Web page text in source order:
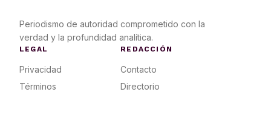
Periodismo de autoridad comprometido con la
verdad y la profundidad analítica.
LEGAL
Privacidad
Términos
REDACCIÓN
Contacto
Directorio